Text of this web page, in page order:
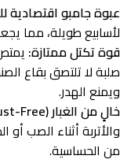
عبوة جامبو اقتصادية
لأسابيع طويلة، مما
قوة تكتل ممتازة:
صلبة لا تلتصق بقاع
ويمنع الهدر.
خالٍ من الغبار (Dust-Free):
والأتربة أثناء الصب
من الحساسية.